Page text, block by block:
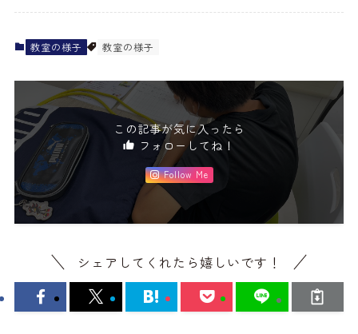
教室の様子 教室の様子
この記事が気に入ったら
フォローしてね！
Follow Me
シェアしてくれたら嬉しいです！